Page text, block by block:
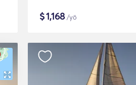
$1,168/yö